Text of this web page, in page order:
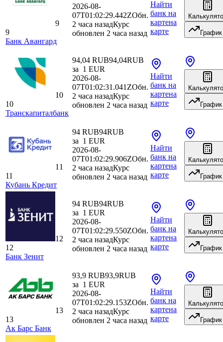
9
9
Банк Авангард
2026-08-
07T01:02:29.442ZОбн.
2 часа назадКурс
обновлен 2 часа назад
Найти
банк на
картена
карте
График
10
10
Транскапиталбанк
94,04 RUB94,04RUB
за 1 EUR
2026-08-
07T01:02:31.041ZОбн.
2 часа назадКурс
обновлен 2 часа назад
Найти
банк на
картена
карте
График
11
11
Кубань Кредит
94 RUB94RUB
за 1 EUR
2026-08-
07T01:02:29.906ZОбн.
2 часа назадКурс
обновлен 2 часа назад
Найти
банк на
картена
карте
График
12
12
Банк Зенит
94 RUB94RUB
за 1 EUR
2026-08-
07T01:02:29.550ZОбн.
2 часа назадКурс
обновлен 2 часа назад
Найти
банк на
картена
карте
График
13
13
Ак Барс Банк
93,9 RUB93,9RUB
за 1 EUR
2026-08-
07T01:02:29.153ZОбн.
2 часа назадКурс
обновлен 2 часа назад
Найти
банк на
картена
карте
График